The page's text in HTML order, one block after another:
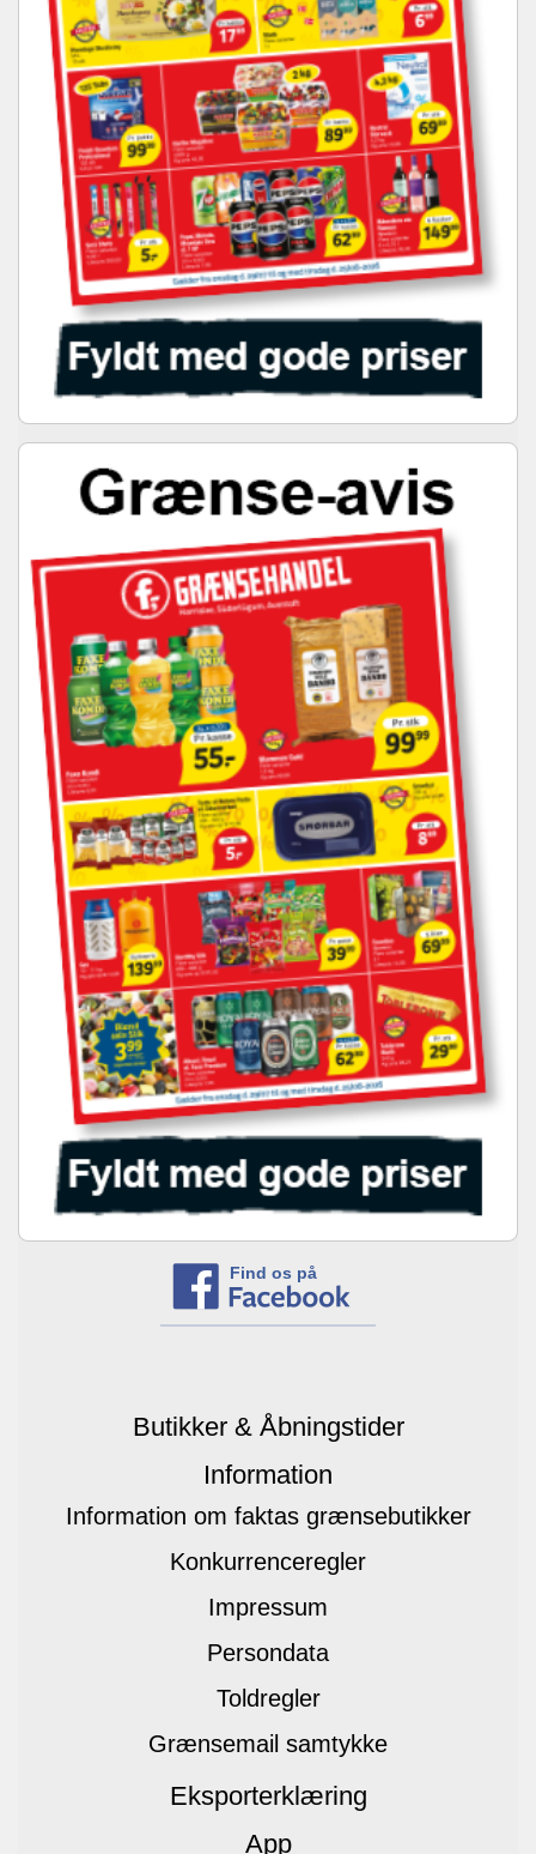
Find os på
Butikker & Åbningstider
Information
Information om faktas grænsebutikker
Konkurrenceregler
Impressum
Persondata
Toldregler
Grænsemail samtykke
Eksporterklæring
App